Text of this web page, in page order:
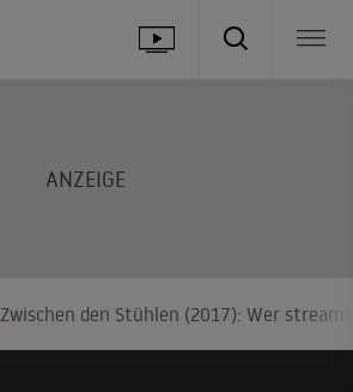
Zwischen den Stühlen (2017): Wer